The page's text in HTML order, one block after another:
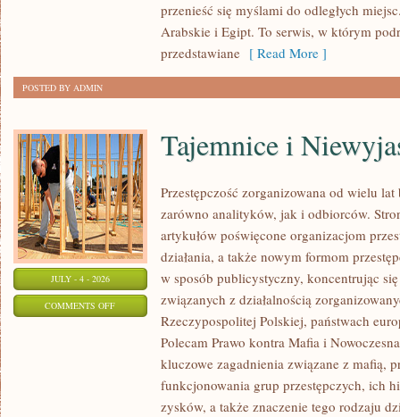
przenieść się myślami do odległych
Arabskie i Egipt. To serwis, w którym
przedstawiane [ Read More ]
POSTED BY ADMIN
JULY - 4 - 2026
COMMENTS OFFON
TAJEMNICE
NIEWYJAŚNIONE
Tajemnice i
Przestępczość zorganizowana od wielu
zarówno analityków, jak i odbiorców.
artykułów poświęcone organizacjom
działania, a także nowym formom
w sposób publicystyczny, koncentrując
związanych z działalnością
Rzeczypospolitej Polskiej, państwach
Polecam Prawo kontra Mafia i
kluczowe zagadnienia związane z mafią,
funkcjonowania grup przestępczych, ich
zysków, a także znaczenie tego rodzaju